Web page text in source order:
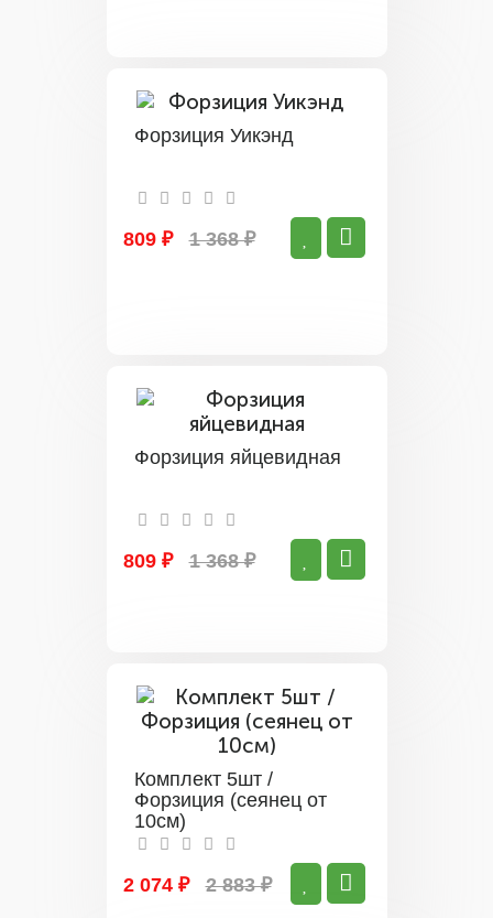
Форзиция Уикэнд
809 ₽ 1 368 ₽
Форзиция яйцевидная
809 ₽ 1 368 ₽
Комплект 5шт /
Форзиция (сеянец от
10см)
2 074 ₽ 2 883 ₽